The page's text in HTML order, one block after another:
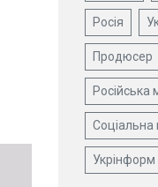
Росія
Продюсер
Російська
Укрінформ